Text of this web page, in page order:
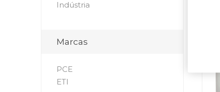
Indústria
Marcas
PCE
ETI